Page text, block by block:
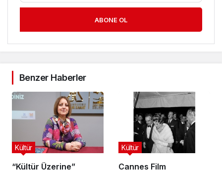
ABONE OL
Benzer Haberler
“Kültür Üzerine”
Kültür
Cannes Film
Kültür